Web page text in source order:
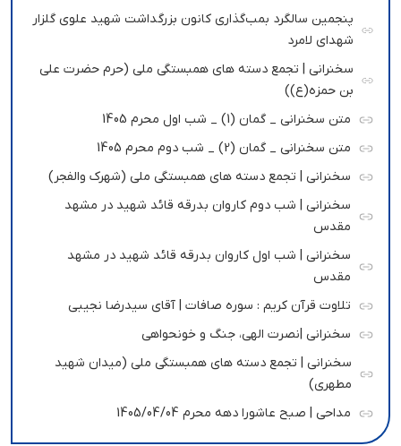
پنجمین سالگرد بمب‌گذاری کانون بزرگداشت شهید علوی گلزار
شهدای لامرد
سخنرانی | تجمع دسته های همبستگی ملی (حرم حضرت علی
بن حمزه(ع))
متن سخنرانی _ گمان (1) _ شب اول محرم 1405
متن سخنرانی _ گمان (2) _ شب دوم محرم 1405
سخنرانی | تجمع دسته های همبستگی ملی (شهرک والفجر)
سخنرانی | شب دوم کاروان بدرقه قائد شهید در مشهد
مقدس
سخنرانی | شب اول کاروان بدرقه قائد شهید در مشهد
مقدس
تلاوت قرآن کریم : سوره صافات | آقای سیدرضا نجیبی
سخنرانی |نصرت الهی، جنگ و خونحواهی
سخنرانی | تجمع دسته های همبستگی ملی (میدان شهید
مطهری)
مداحی | صبح عاشورا دهه محرم 1405/04/04